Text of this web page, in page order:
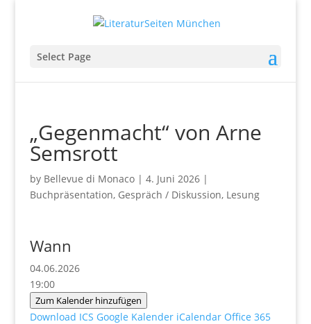
Select Page
„Gegenmacht“ von Arne
Semsrott
by Bellevue di Monaco| 4. Juni 2026|
Buchpräsentation, Gespräch / Diskussion, Lesung
Wann
04.06.2026
19:00
Zum Kalender hinzufügen
Download ICS Google Kalender iCalendar Office 365